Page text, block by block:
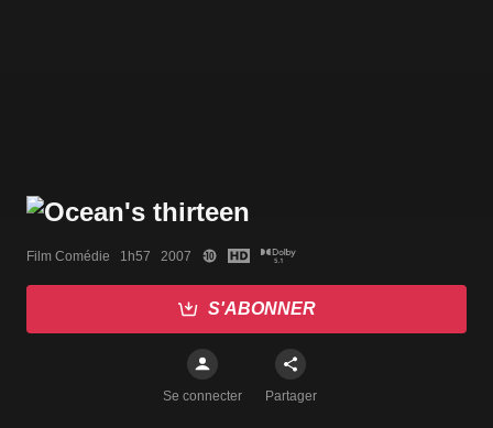
Film Comédie   1h57   2007
S'ABONNER
Se connecter Partager